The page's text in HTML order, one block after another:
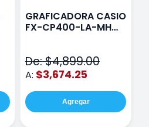
GRAFICADORA CASIO
FX-CP400-LA-MH
De: $4,899.00
A: $3,674.25
Agregar